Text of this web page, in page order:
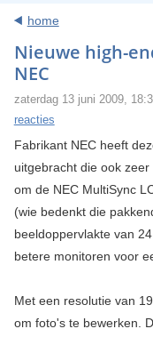
home
Nieuwe high-
NEC
zaterdag 13 juni 2009,
reacties
Fabrikant NEC heeft
uitgebracht die ook
om de NEC MultiSync
(wie bedenkt die
beeldoppervlakte van
betere monitoren voor
Met een resolutie van
om foto's te bewerken.